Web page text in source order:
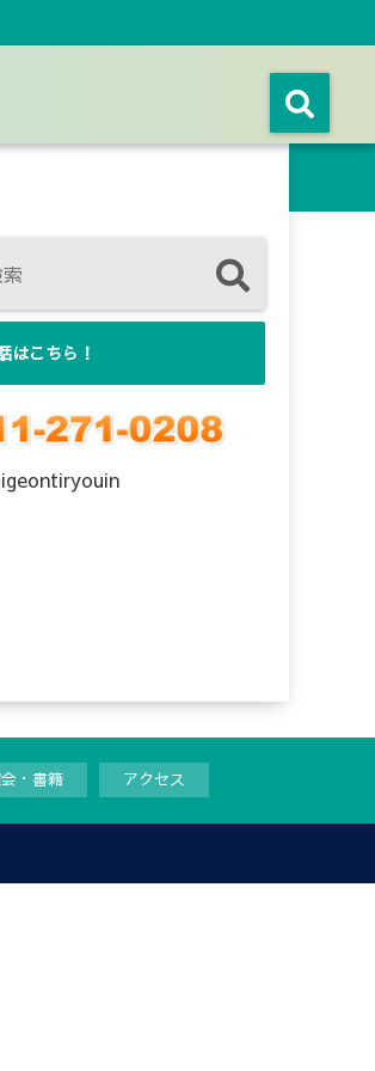
はこちら！
・書籍 アクセス